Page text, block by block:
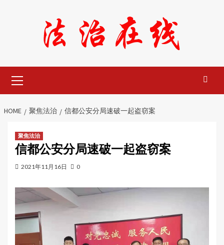
Menu
HOME 聚焦法治 信都公安分局速破一起盗窃案
聚焦法治
信都公安分局速破一起盗窃案
2021年11月16日 0